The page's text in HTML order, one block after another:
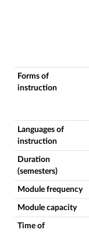
Forms of
instruction
Languages of
instruction
Duration
(semesters)
Module frequency
Module capacity
Time of